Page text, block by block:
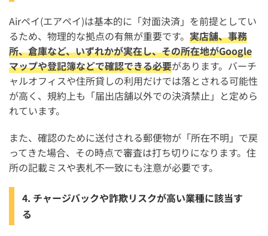
Airペイ(エアペイ)は基本的に「対面決済」を前提としてい
るため、物理的な拠点の有無が重要です。 実店舗、事務
所、倉庫など、いずれかが実在し、その所在地がGoogle
マップや登記簿などで確認できる必要があります。バーチ
ャルオフィスや住所貸しの利用だけでは落とされる可能性
が高く、規約上も「届出店舗以外での決済禁止」と定めら
れています。
また、確認のために送付される郵便物が「所在不明」で戻
ってきた場合、その時点で審査は打ち切りになります。住
所の記載ミスや表札不一致にも注意が必要です。
4. チャージバックや詐欺リスクが高い業種に該当す
る